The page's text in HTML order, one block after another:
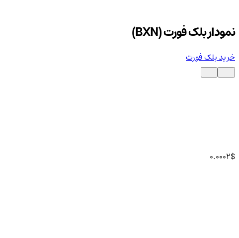
نمودار بلک فورت (BXN)
خرید بلک فورت
0.0002$